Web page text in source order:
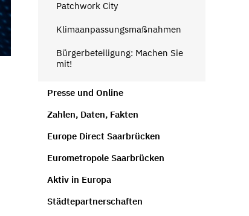
Patchwork City
Klimaanpassungsmaßnahmen
Bürgerbeteiligung: Machen Sie
mit!
Presse und Online
Zahlen, Daten, Fakten
Europe Direct Saarbrücken
Eurometropole Saarbrücken
Aktiv in Europa
Städtepartnerschaften